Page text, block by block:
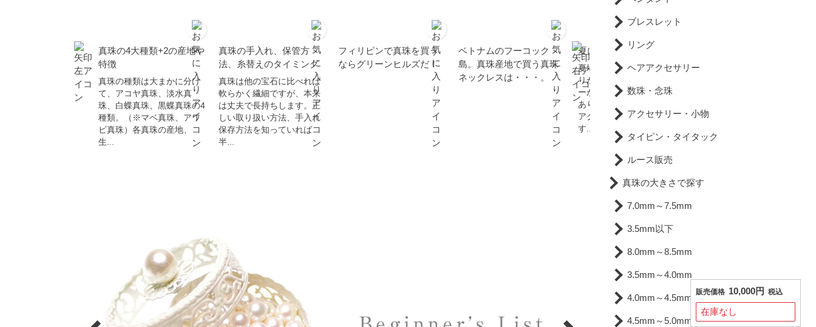
真珠の4大種類+2の産地や
特徴
真珠の種類は大まかに分け
て、アコヤ真珠、淡水真
珠、白蝶真珠、黒蝶真珠の4
種類。（※マベ真珠、アワ
ビ真珠）各真珠の産地、
生...
真珠の手入れ、保管方
法、糸替えのタイミング
真珠は他の宝石に比べれば
軟らかく繊細ですが、本来
は丈夫で長持ちします。正
しい取り扱い方法、手入れ
保存方法を知っていれば
半...
フィリピンで真珠を買う
ならグリーンヒルズだ！
ベトナムのフーコック
島。真珠産地で買う真珠
ネックレスは・・・。
夏に真珠をつけない理由
夏場は服装がシンプルにな
りがちなため、アクセサリ
ーが活かしやすい時期でも
あります。もちろん真珠の
アクセもバッチリなので
す...
ブレスレット
リング
ヘアアクセサリー
数珠・念珠
アクセサリー・小物
タイピン・タイタック
ルース販売
真珠の大きさで探す
7.0mm～7.5mm
3.5mm以下
8.0mm～8.5mm
3.5mm～4.0mm
4.0mm～4.5mm
4.5mm～5.0mm
販売価格 10,000円 税込
在庫なし